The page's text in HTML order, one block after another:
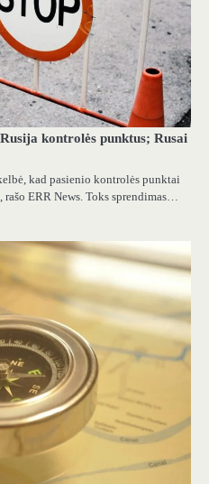
kontrolės punktus; Rusai
kad pasienio kontrolės punktai
ERR News. Toks sprendimas…